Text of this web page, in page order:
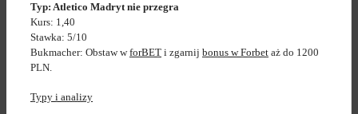
Typ: Atletico Madryt nie przegra
Kurs: 1,40
Stawka: 5/10
Bukmacher: Obstaw wforBET i zgarnij bonus w Forbet aż do 1200
PLN.
Typy i analizy